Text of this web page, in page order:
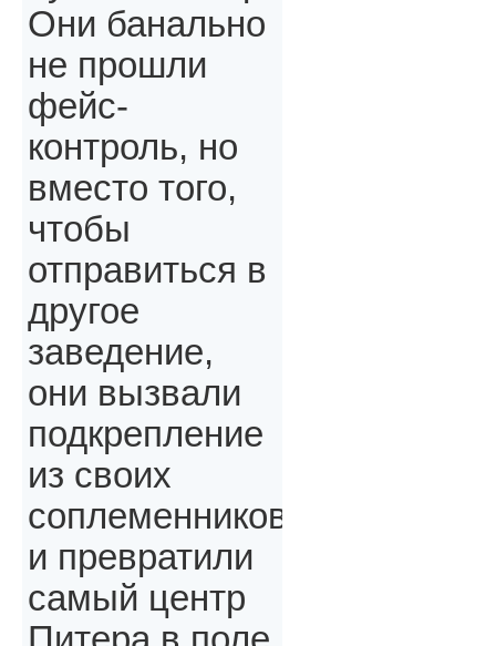
Они банально
не прошли
фейс-
контроль, но
вместо того,
чтобы
отправиться в
другое
заведение,
они вызвали
подкрепление
из своих
соплеменников
и превратили
самый центр